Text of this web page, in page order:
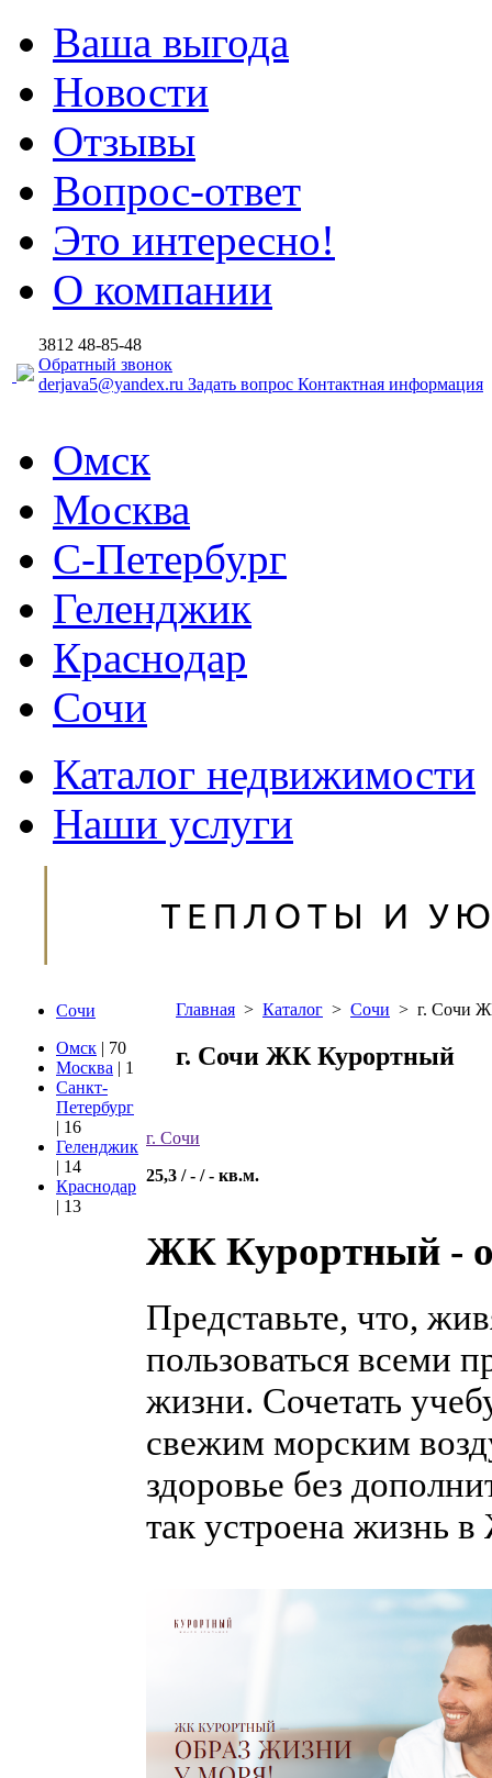
Ваша выгода
Новости
Отзывы
Вопрос-ответ
Это интересно!
О компании
3812 48-85-48
Обратный звонок
derjava5@yandex.ru Задать вопрос Контактная информация
Омск
Москва
С-Петербург
Геленджик
Краснодар
Сочи
Каталог недвижимости
Наши услуги
Сочи
Омск | 70
Москва | 1
Санкт-
Петербург
| 16
Геленджик
| 14
Краснодар
| 13
Главная > Каталог > Сочи > г. Сочи
г. Сочи ЖК Курортный
г. Сочи
25,3 / - / - кв.м.
ЖК Курортный -
Представьте, что,
пользоваться всеми
жизни. Сочетать
свежим морским
здоровье без
так устроена жизнь